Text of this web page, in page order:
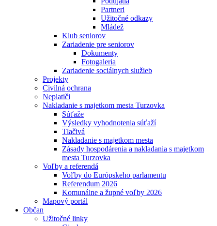
Partneri
Užitočné odkazy
Mládež
Klub seniorov
Zariadenie pre seniorov
Dokumenty
Fotogaleria
Zariadenie sociálnych služieb
Projekty
Civilná ochrana
Neplatiči
Nakladanie s majetkom mesta Turzovka
Súťaže
Výsledky vyhodnotenia súťaží
Tlačivá
Nakladanie s majetkom mesta
Zásady hospodárenia a nakladania s majetkom
mesta Turzovka
Voľby a referendá
Voľby do Európskeho parlamentu
Referendum 2026
Komunálne a župné voľby 2026
Mapový portál
Občan
Užitočné linky